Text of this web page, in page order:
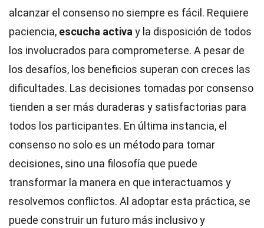
alcanzar el consenso no siempre es fácil. Requiere
paciencia, escucha activa y la disposición de todos
los involucrados para comprometerse. A pesar de
los desafíos, los beneficios superan con creces las
dificultades. Las decisiones tomadas por consenso
tienden a ser más duraderas y satisfactorias para
todos los participantes. En última instancia, el
consenso no solo es un método para tomar
decisiones, sino una filosofía que puede
transformar la manera en que interactuamos y
resolvemos conflictos. Al adoptar esta práctica, se
puede construir un futuro más inclusivo y